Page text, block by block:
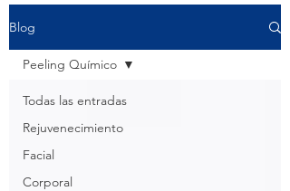
Blog
Todas las entradas
Rejuvenecimiento
Facial
Corporal
Peeling Químico